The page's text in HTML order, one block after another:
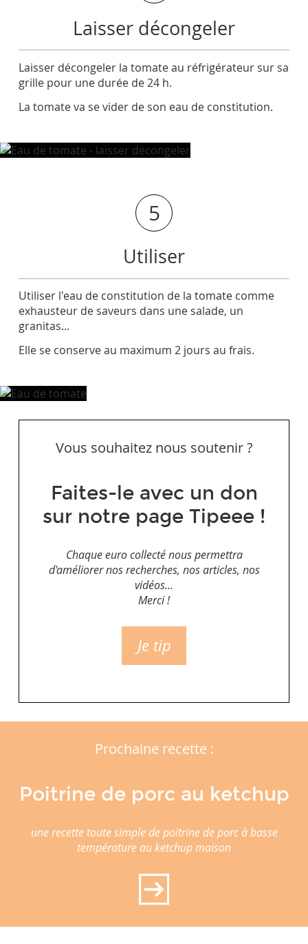
Laisser décongeler
Laisser décongeler la tomate au réfrigérateur sur sa
grille pour une durée de 24 h.
La tomate va se vider de son eau de constitution.
5
Utiliser
Utiliser l'eau de constitution de la tomate comme
exhausteur de saveurs dans une salade, un
granitas...
Elle se conserve au maximum 2 jours au frais.
Vous souhaitez nous soutenir ?
Faites-le avec un don
sur notre page Tipeee !
Chaque euro collecté nous permettra
d'améliorer nos recherches, nos articles, nos
vidéos...
Merci !
Je tip
Prochaine recette :
Poitrine de porc au ketchup
une recette toute simple de poitrine de porc à basse
température au ketchup maison